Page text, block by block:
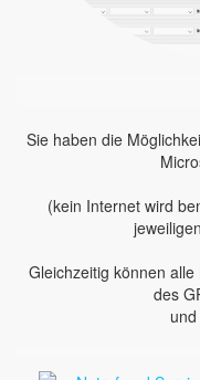
Sie haben die
(kein Internet wird
Gleichzeitig können
des